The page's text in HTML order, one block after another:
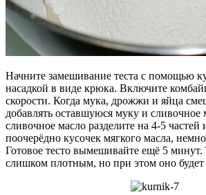
Начните замешивание теста с помощью
насадкой в виде крюка. Включите
скорости. Когда мука, дрожжи и яйца
добавлять оставшуюся муку и сливочное
сливочное масло разделите на 4-5 частей
поочерёдно кусочек мягкого масла,
Готовое тесто вымешивайте ещё 5 минут.
слишком плотным, но при этом оно будет